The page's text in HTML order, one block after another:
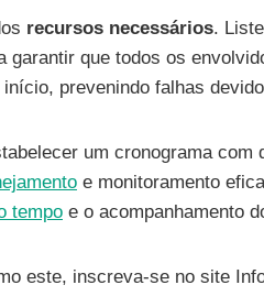
recursos necessários.
garantir que todos os
prevenindo falhas
um cronograma
e monitoramento
tempo e o acompanhamento
este, inscreva-se no site